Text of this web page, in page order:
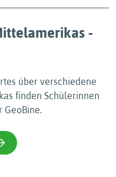
-
über verschiedene
finden Schülerinnen
GeoBine.